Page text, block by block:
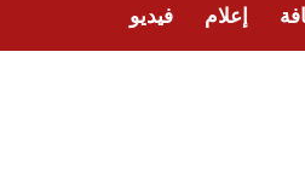
إعلام فيديو